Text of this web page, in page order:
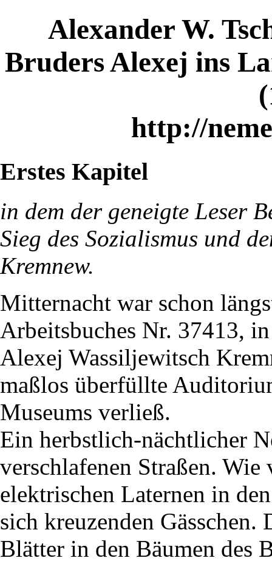
Alexander W.
Bruders Alexej ins
http://
Erstes Kapitel
in dem der geneigte Leser
Sieg des Sozialismus und
Kremnew.
Mitternacht war schon
Arbeitsbuches Nr. 37413,
Alexej Wassiljewitsch
maßlos überfüllte
Museums verließ.
Ein herbstlich-nächtlicher
verschlafenen Straßen.
elektrischen Laternen in
sich kreuzenden Gässchen.
Blätter in den Bäumen des